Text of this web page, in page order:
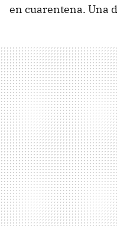
en cuarentena. Una